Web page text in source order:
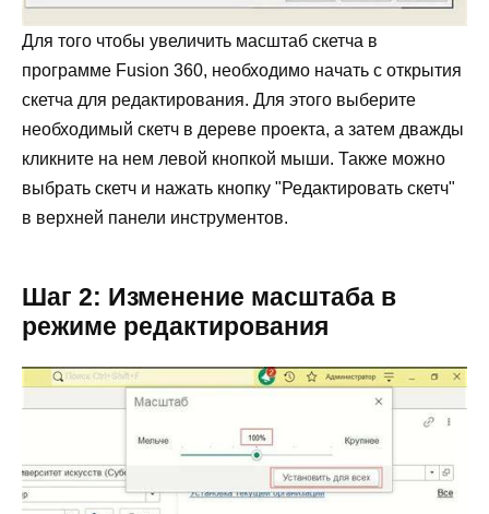
Для того чтобы увеличить масштаб скетча в
программе Fusion 360, необходимо начать с открытия
скетча для редактирования. Для этого выберите
необходимый скетч в дереве проекта, а затем дважды
кликните на нем левой кнопкой мыши. Также можно
выбрать скетч и нажать кнопку "Редактировать скетч"
в верхней панели инструментов.
Шаг 2: Изменение масштаба в
режиме редактирования